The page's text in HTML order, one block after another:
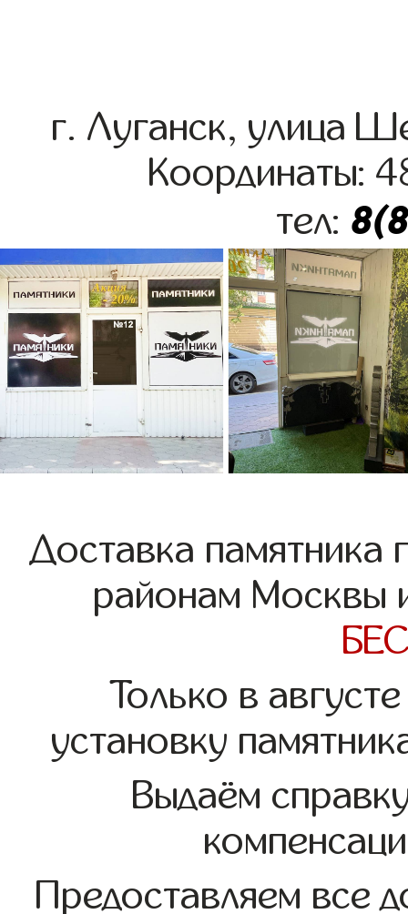
г. Луганск, улица
Координаты:
тел:
Доставка
районам Москвы
Только в
установку
Выдаём
Предоставляем все